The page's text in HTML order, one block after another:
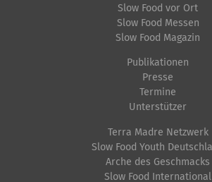
Slow Food vor Ort
Slow Food Messen
Slow Food Magazin
Publikationen
Presse
Termine
Unterstützer
Terra Madre Netzwerk
Slow Food Youth
Arche des Geschmacks
Slow Food International